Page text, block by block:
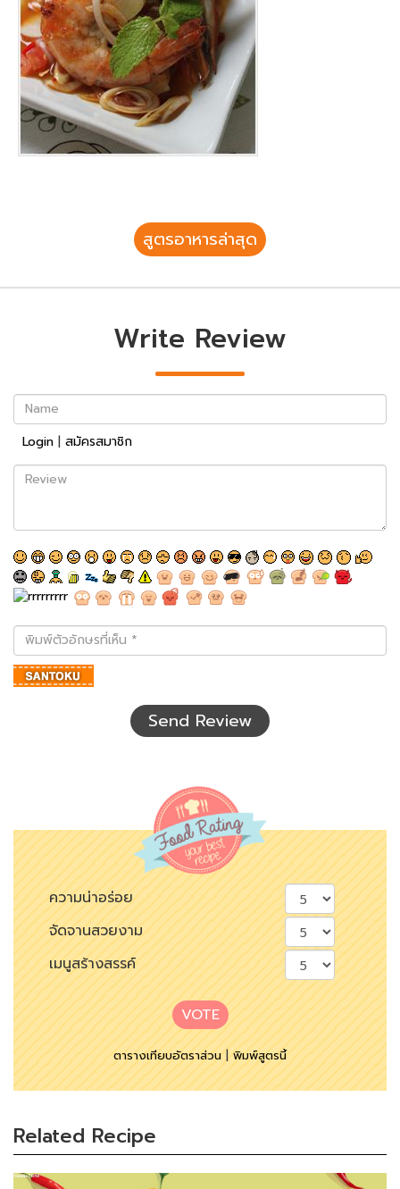
สูตรอาหารล่าสุด
Write Review
Name
Login | สมัครสมาชิก
Review
พิมพ์
ตัว
อักษร
ที่
Send Review
ความน่าอร่อย
จัดจานสวยงาม
เมนูสร้างสรรค์
VOTE
ตารางเทียบอัตราส่วน|พิมพ์สูตรนี้
Related Recipe